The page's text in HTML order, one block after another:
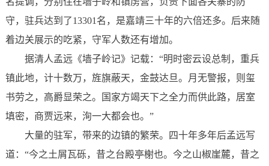
守，驻兵达到了13301名，是嘉靖三十年的六倍还多。后来随
着边关展示的吃紧，守军人数还有增加。
据清人孟远《墙子岭记》记载：“明时密云设总制，重兵
镇此地，计十数万，旌旗蔽天，金鼓达旦。月无警报，则玺
书劳之，高爵显荣之。国家方竭天下之全力而供此路，居室
填密，商贾远来，洵一大都会也。”
大量的驻军，带来的边镇的繁荣。四十年多年后孟远写
道：“今之土屑瓦砾，昔之台殿亭榭也。今之山椒崖麓，昔之